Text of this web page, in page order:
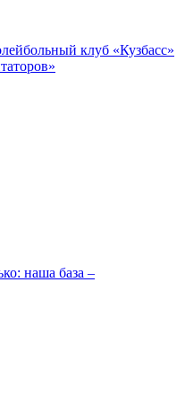
клуб «Кузбасс»
наша база –